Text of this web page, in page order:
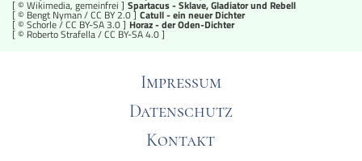
[ © Wikimedia, gemeinfrei ] Spartacus - Sklave, Gladiator und Rebell
[ © Bengt Nyman/CC BY 2.0] Catull - ein neuer Dichter
[ © Schorle/CC BY-SA 3.0] Horaz - der Oden-Dichter
[ © Roberto Strafella /CC BY-SA 4.0]
Impressum
Datenschutz
Kontakt